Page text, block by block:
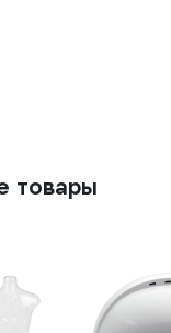
товары